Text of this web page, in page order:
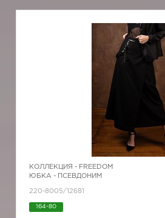
КОЛЛЕКЦИЯ - FREEDOM
ЮБКА - ПСЕВДОНИМ
220-8005/12681
164-80